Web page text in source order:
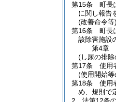
第15条
町長
に関し報告
(改善命令等)
第16条
町長
該除害施設
第4章
(し尿の排除
第17条
使用
(使用開始等
第18条
使用
め、規則で